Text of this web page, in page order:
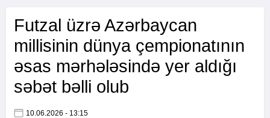
Futzal üzrə Azərbaycan
millisinin dünya çempionatının
əsas mərhələsində yer aldığı
səbət bəlli olub
10.06.2026 - 13:15